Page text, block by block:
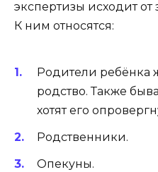
экспертизы исходит
К ним относятся:
Родители ребёнка
родство. Также
хотят его
Родственники.
Опекуны.